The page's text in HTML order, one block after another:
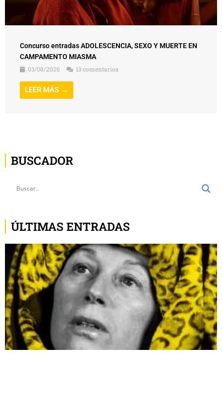
Concurso entradas ADOLESCENCIA, SEXO Y MUERTE EN
CAMPAMENTO MIASMA
03/08/2026
13 comentarios
LEER MÁS →
BUSCADOR
ÚLTIMAS ENTRADAS